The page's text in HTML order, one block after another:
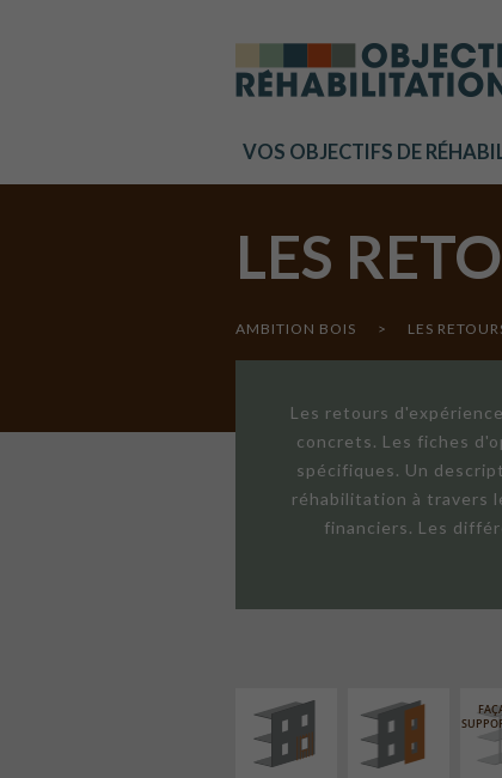
VOS OBJECTIFS DE
LES
AMBITION BOIS > LES
Les retours
concrets. Les fiches
spécifiques. Un
réhabilitation à travers
financiers. Les
ISOLATION